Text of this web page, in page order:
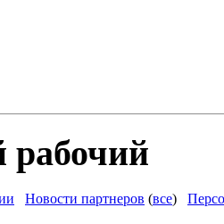
рабочий
Новости партнеров (все)